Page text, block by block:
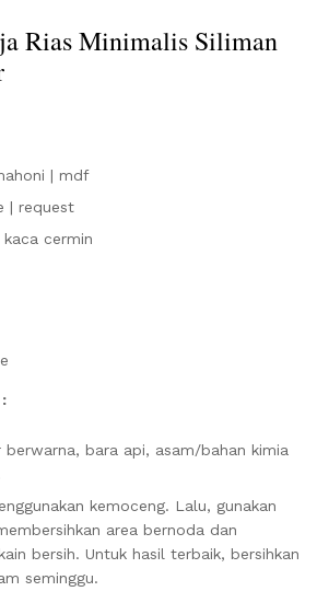
Rias Minimalis Siliman
| mdf
| request
kaca cermin
berwarna, bara api, asam/bahan kimia
kemoceng. Lalu, gunakan
area bernoda dan
bersih. Untuk hasil terbaik, bersihkan
seminggu.